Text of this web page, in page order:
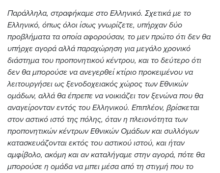
Παράλληλα, στραφήκαμε στο Ελληνικό. Σχετικά με το
Ελληνικό, όπως όλοι ίσως γνωρίζετε, υπήρχαν δύο
προβλήματα τα οποία αφορούσαν, το μεν πρώτο ότι δεν θα
υπήρχε αγορά αλλά παραχώρηση για μεγάλο χρονικό
διάστημα του προπονητικού κέντρου, και το δεύτερο ότι
δεν θα μπορούσε να ανεγερθεί κτίριο προκειμένου να
λειτουργήσει ως ξενοδοχειακός χώρος των Εθνικών
ομάδων, αλλά θα έπρεπε να νοικιάζει τον ξενώνα που θα
αναγείρονταν εντός του Ελληνικού. Επιπλέον, βρίσκεται
στον αστικό ιστό της πόλης, όταν η πλειονότητα των
προπονητικών κέντρων Εθνικών Ομάδων και συλλόγων
κατασκευάζονται εκτός του αστικού ιστού, και ήταν
αμφίβολο, ακόμη και αν καταλήγαμε στην αγορά, πότε θα
μπορούσε η ομάδα να μπει μέσα από τη στιγμή που το